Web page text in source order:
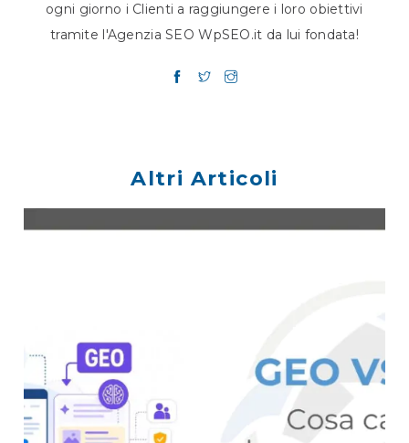
ogni giorno i Clienti a raggiungere i loro obiettivi
tramite l'Agenzia SEO WpSEO.it da lui fondata!
Altri Articoli